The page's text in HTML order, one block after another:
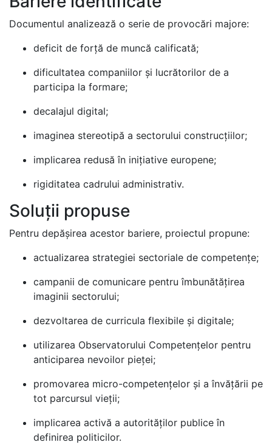
Documentul analizează o serie de provocări majore:
deficit de forță de muncă calificată;
dificultatea companiilor și lucrătorilor de a
participa la formare;
decalajul digital;
imaginea stereotipă a sectorului construcțiilor;
implicarea redusă în inițiative europene;
rigiditatea cadrului administrativ.
Soluții propuse
Pentru depășirea acestor bariere, proiectul propune:
actualizarea strategiei sectoriale de competențe;
campanii de comunicare pentru îmbunătățirea
imaginii sectorului;
dezvoltarea de curricula flexibile și digitale;
utilizarea Observatorului Competențelor pentru
anticiparea nevoilor pieței;
promovarea micro-competențelor și a învățării pe
tot parcursul vieții;
implicarea activă a autorităților publice în
definirea politicilor.